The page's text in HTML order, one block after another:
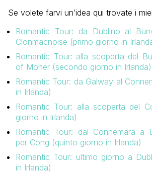
Se volete farvi un’idea qui trovate i
Romantic Tour: da Dublino al
Clonmacnoise (primo giorno in
Romantic Tour: alla scoperta del
of Moher (secondo giorno in Irlanda)
Romantic Tour: da Galway al
in Irlanda)
Romantic Tour: alla scoperta del
giorno in Irlanda)
Romantic Tour: dal Connemara a
per Cong (quinto giorno in Irlanda)
Romantic Tour: ultimo giorno a
in Irlanda)